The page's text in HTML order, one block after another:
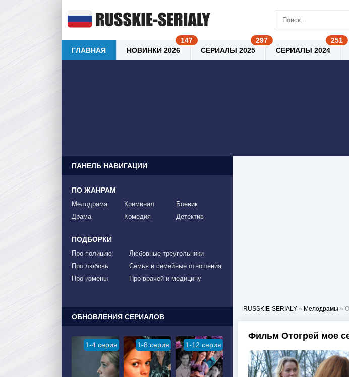
RUSSKIE-SERIALY » Мелодрамы »
Фильм Отогрей мое
ПАНЕЛЬ НАВИГАЦИИ
ПО ЖАНРАМ
Мелодрама
Драма
Криминал
Комедия
Боевик
Детектив
ПОДБОРКИ
Про полицию
Про любовь
Про измены
Любовные треугольники
Семья и семейные отношения
Про врачей и медицину
ОБНОВЛЕНИЯ СЕРИАЛОВ
1-4 серия 1-8 серия 1-12 серия
ГЛАВНАЯ НОВИНКИ 2026 СЕРИАЛЫ 2025 СЕРИАЛЫ 2024